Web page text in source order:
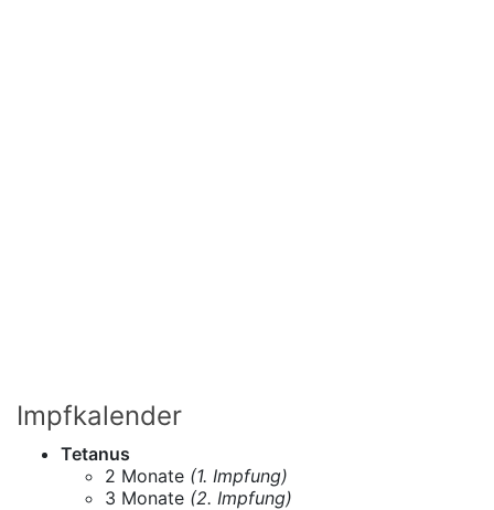
Impfkalender
Tetanus
2 Monate (1. Impfung)
3 Monate (2. Impfung)